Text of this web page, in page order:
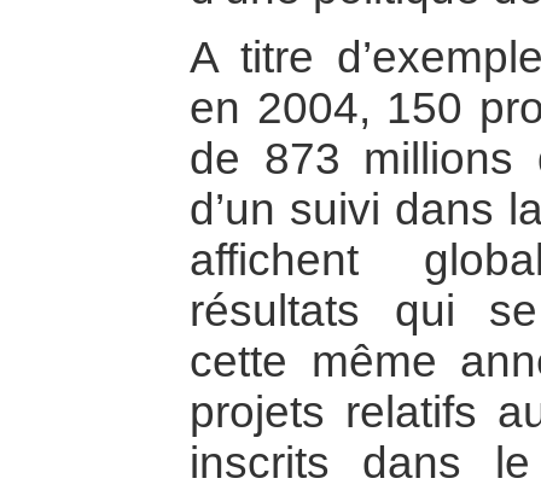
A titre
en 2004, 150
de 873 millions
d’un suivi dans
affichent
résultats qui
cette même
projets relatifs
inscrits dans